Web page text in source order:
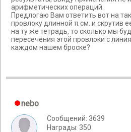
арифметических операций.
Предлогаю Вам ответить вот на
провлоку длинной π см. и скрутив
на ту же тетрадь, то сколько мы
пересечения этой провлоки с
каждом нашем броске?
nebo
Сообщений: 3639
Награды: 350